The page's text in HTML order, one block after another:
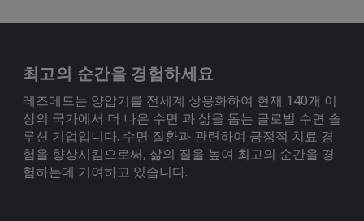
최고의 순간을 경험하세요
레즈메드는 양압기를 전세계 상용화하여 현재 140개 이
상의 국가에서 더 나은 수면 과 삶을 돕는 글로벌 수면 솔
루션 기업입니다. 수면 질환과 관련하여 긍정적 치료 경
험을 향상시킴으로써, 삶의 질을 높여 최고의 순간을 경
험하는데 기여하고 있습니다.